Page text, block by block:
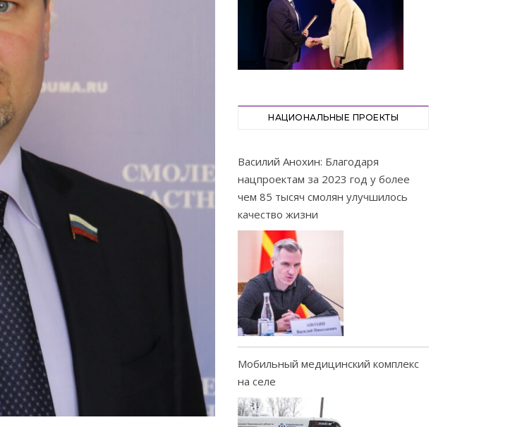
НАЦИОНАЛЬНЫЕ ПРОЕКТЫ
Василий Анохин: Благодаря
нацпроектам за 2023 год у более
чем 85 тысяч смолян улучшилось
качество жизни
Мобильный медицинский комплекс
на селе